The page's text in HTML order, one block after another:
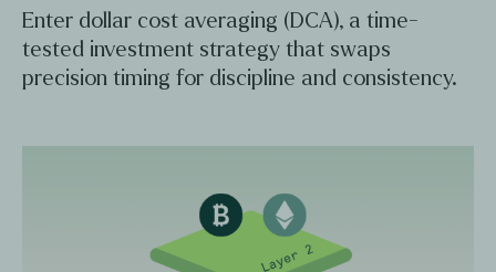
Enter dollar cost averaging (DCA), a time-
tested investment strategy that swaps
precision timing for discipline and consistency.